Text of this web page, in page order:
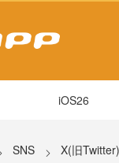
iOS26
SNS X(旧Twitter)